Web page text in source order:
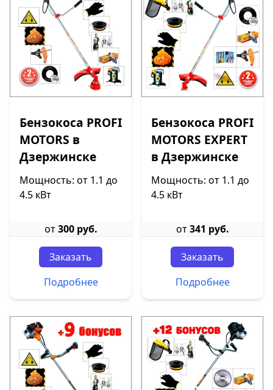
Бензокоса PROFI
MOTORS в
Дзержинске
Мощность: от 1.1 до
4.5 кВт
от300 руб.
Заказать
Подробнее
Бензокоса PROFI
MOTORS EXPERT
в Дзержинске
Мощность: от 1.1 до
4.5 кВт
от341 руб.
Заказать
Подробнее